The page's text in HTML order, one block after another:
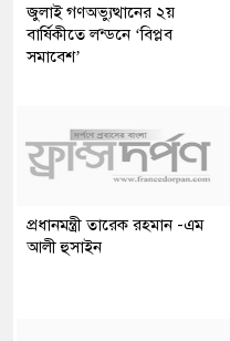
জুলাই গণঅভ্যুত্থানের ২য়
বার্ষিকীতে লন্ডনে ‘বিপ্লব
সমাবেশ’
প্রধানমন্ত্রী তারেক রহমান -এম
আলী হুসাইন